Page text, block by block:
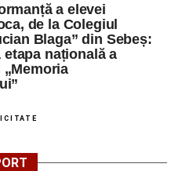
a elevei
de la Colegiul
Blaga” din Sebeș:
etapa națională a